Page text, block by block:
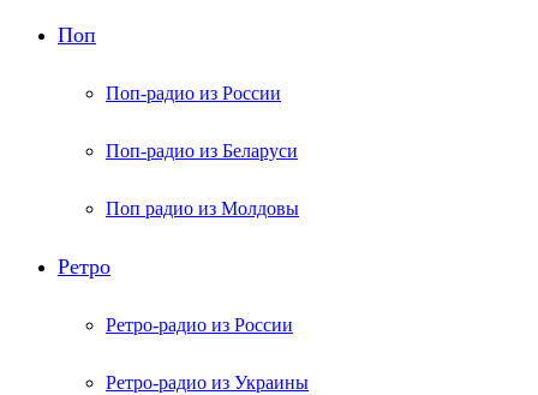
Поп
Поп-радио из России
Поп-радио из Беларуси
Поп радио из Молдовы
Ретро
Ретро-радио из России
Ретро-радио из Украины